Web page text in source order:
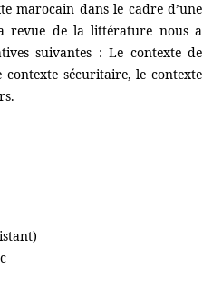
marocain dans le cadre d’une
revue de la littérature nous a
suivantes : Le contexte de
contexte sécuritaire, le contexte